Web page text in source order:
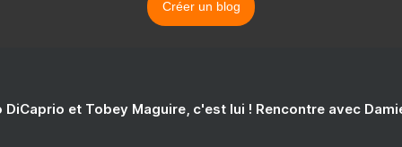
Créer un blog
DiCaprio et Tobey Maguire, c'est lui ! Rencontre avec